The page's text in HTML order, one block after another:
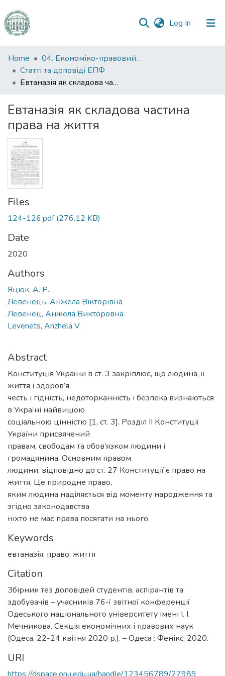
Log In (current)
Communities
&
Collections
Statistics
Home
04. Економіко-правовий факультет
Статті та доповіді ЕПФ
Евтаназія як складова частина права на життя
Евтаназія як складова частина
права на життя
Files
124-126.pdf(276.12 KB)
Date
2020
Authors
Яцюк, А. Р.
Левенець, Анжела Вікторівна
Левенец, Анжела Викторовна
Levenets, Anzhela V.
Abstract
Конституція України в ст. 3 закріплює, що людина, її
життя і здоров’я,
честь і гідність, недоторканність і безпека визнаються
в Україні найвищою
соціальною цінністю [1, ст. 3]. Розділ II Конституції
України присвячений
правам, свободам та обов’язком людини і
громадянина. Основним правом
людини, відповідно до ст. 27 Конституції є право на
життя. Це природне право,
яким людина наділяється від моменту народження та
згідно законодавства
ніхто не має права посягати на нього.
Keywords
евтаназія, право, життя
Citation
Збірник тез доповідей студентів, аспірантів та
здобувачів – учасників 76-ї звітної конференції
Одеського національного університету імені І. І.
Мечникова. Секція економічних і правових наук
(Одеса, 22-24 квітня 2020 р.). – Одеса : Фенікс, 2020.
URI